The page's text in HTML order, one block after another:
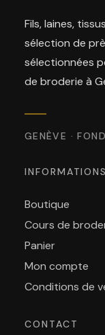
Fils, laines,
sélection de
sélectionnées
de broderie à
GENÈVE ·
INFORMATIONS
Boutique
Cours de
Panier
Mon compte
Conditions de
CONTACT